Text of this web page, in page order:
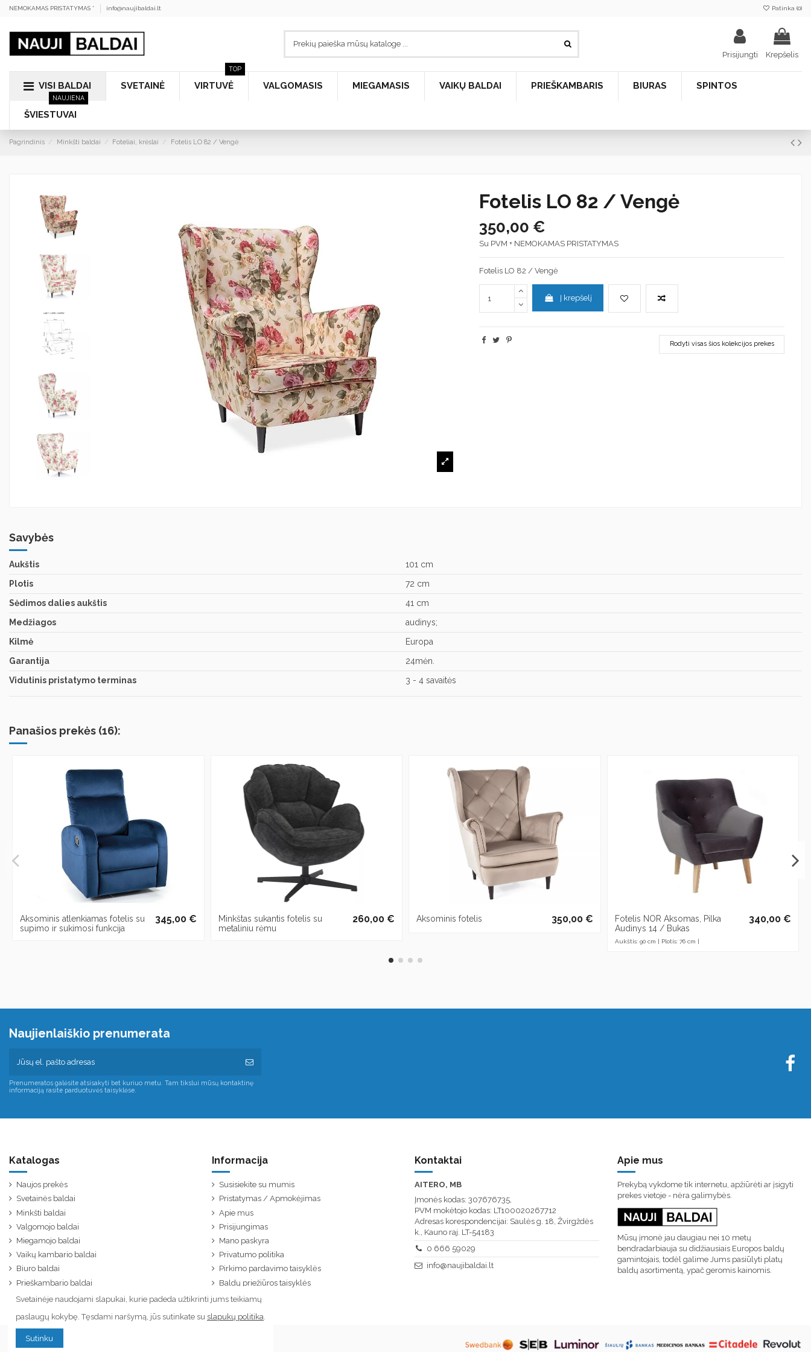
NEMOKAMAS PRISTATYMAS * info@naujibaldai.lt Patinka (0)
Prisijungti Krepšelis
VISI BALDAI SVETAINĖ VIRTUVĖ
TOP
VALGOMASIS MIEGAMASIS VAIKŲ BALDAI PRIEŠKAMBARIS BIURAS SPINTOS
ŠVIESTUVAI
NAUJIENA
Pagrindinis Minkšti baldai Foteliai, krėslai Fotelis LO 82 / Vengė
Fotelis LO 82 / Vengė
350,00 €
Su PVM + NEMOKAMAS PRISTATYMAS
Fotelis LO 82 / Vengė
Į krepšelį
Rodyti visas šios kolekcijos prekes
Savybės
Aukštis
101 cm
Plotis
72 cm
Sėdimos dalies aukštis
41 cm
Medžiagos
audinys;
Kilmė
Europa
Garantija
24mėn.
Vidutinis pristatymo terminas
3 - 4 savaitės
Panašios prekės (16):
Aksominis atlenkiamas fotelis su
supimo ir sukimosi funkcija
345,00 €
Minkštas sukantis fotelis su
metaliniu rėmu
260,00 € Aksominis fotelis 350,00 €
Fotelis NOR Aksomas, Pilka
Audinys 14 / Bukas
Aukštis: 90 cm | Plotis: 76 cm |
340,00 €
Naujienlaiškio prenumerata
Prenumeratos galėsite atsisakyti bet kuriuo metu. Tam tikslui mūsų kontaktinę
informaciją rasite parduotuvės taisyklėse.
Katalogas
Naujos prekės
Svetainės baldai
Minkšti baldai
Valgomojo baldai
Miegamojo baldai
Vaikų kambario baldai
Biuro baldai
Prieškambario baldai
Informacija
Susisiekite su mumis
Pristatymas / Apmokėjimas
Apie mus
Prisijungimas
Mano paskyra
Privatumo politika
Pirkimo pardavimo taisyklės
Baldų priežiūros taisyklės
Kontaktai
AITERO, MB
Įmonės kodas: 307676735,
PVM mokėtojo kodas: LT100020267712
Adresas korespondencijai: Saulės g. 18, Žvirgždės
k., Kauno raj. LT-54183
0 666 59029
info@naujibaldai.lt
Apie mus
Prekybą vykdome tik internetu, apžiūrėti ar įsigyti
prekes vietoje - nėra galimybės.
Mūsų įmonė jau daugiau nei 10 metų
bendradarbiauja su didžiausiais Europos baldų
gamintojais, todėl galime Jums pasiūlyti platų
baldų asortimentą, ypač geromis kainomis.
Svetainėje naudojami slapukai, kurie padeda užtikrinti jums teikiamų
paslaugų kokybę. Tęsdami naršymą, jūs sutinkate su slapukų politika
Sutinku